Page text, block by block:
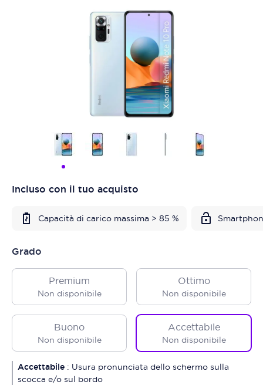
Incluso con il tuo acquisto
Capacità di carico massima > 85 %
Grado
Premium
Non disponibile
Ottimo
Non disponibile
Buono
Non disponibile
Accettabile
Non disponibile
Accettabile : Usura pronunciata dello schermo sulla
scocca e/o sul bordo